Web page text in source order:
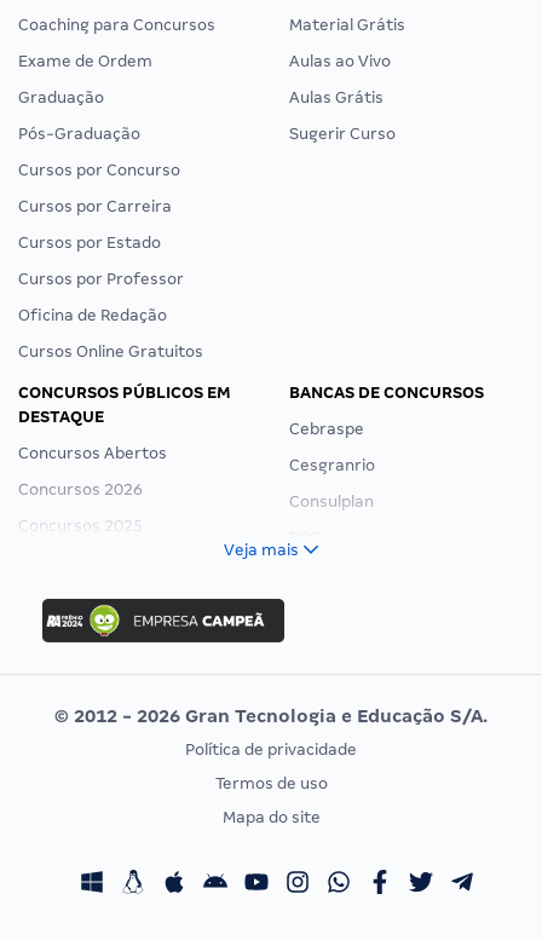
Coaching para Concursos
Exame de Ordem
Graduação
Pós-Graduação
Cursos por Concurso
Cursos por Carreira
Cursos por Estado
Cursos por Professor
Oficina de Redação
Cursos Online Gratuitos
Material Grátis
Aulas ao Vivo
Aulas Grátis
Sugerir Curso
CONCURSOS PÚBLICOS EM
DESTAQUE
Concursos Abertos
Concursos 2026
Concursos 2025
Concurso Ibama
Concurso MPU
Editais publicados
BANCAS DE CONCURSOS
Cebraspe
Cesgranrio
Consulplan
Vunesp
CONCURSOS POR PROFISSÃO
Concursos Fiscais
EXAME DE ORDEM
Calendário OAB
Veja mais
© 2012 - 2026 Gran Tecnologia e Educação S/A.
Política de privacidade
Termos de uso
Mapa do site